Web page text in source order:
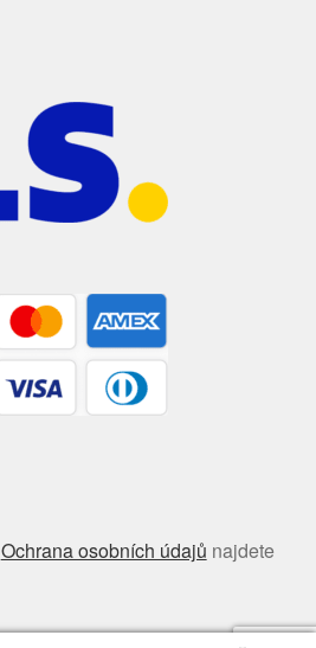
Ochrana osobních údajů najdete